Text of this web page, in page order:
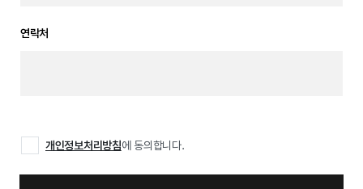
연락처
개인정보처리방침에 동의합니다.